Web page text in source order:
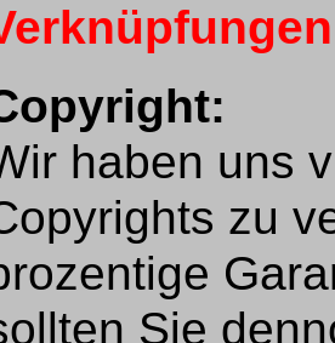
haben uns
zu
Sie